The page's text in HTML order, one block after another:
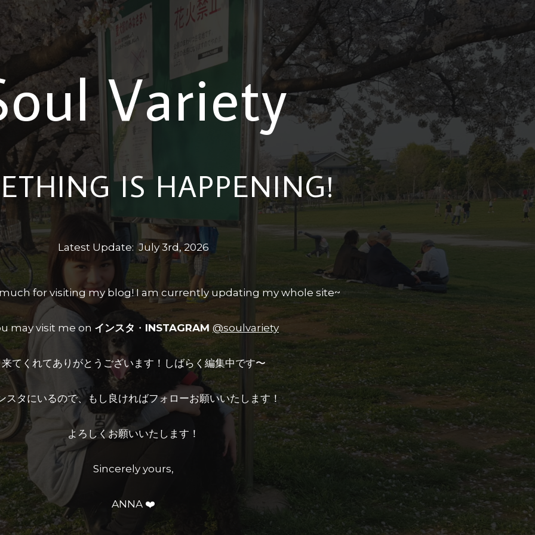
Variety
IS HAPPENING!
Latest Update: July 3rd, 2026
for visiting my blog! I am currently updating my whole site~
may visit me on インスタ ・ INSTAGRAM @soulvariety
来てくれてありがとうございます！しばらく編集中です〜
スタにいるので、もし良ければフォローお願いいたします！
よろしくお願いいたします！
Sincerely yours,
ANNA ❤️